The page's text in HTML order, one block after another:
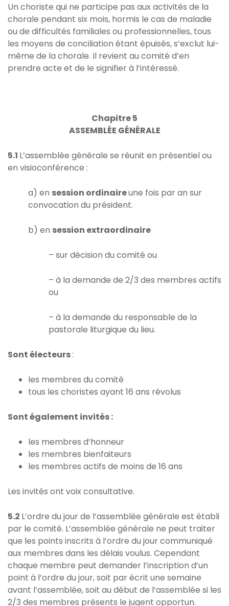
Un choriste qui ne participe pas aux activités de la
chorale pendant six mois, hormis le cas de maladie
ou de difficultés familiales ou professionnelles, tous
les moyens de conciliation étant épuisés, s’exclut lui-
même de la chorale. Il revient au comité d’en
prendre acte et de le signifier à l’intéressé.
Chapitre 5
ASSEMBLÉE GÉNÉRALE
5.1 L’assemblée générale se réunit en présentiel ou
en visioconférence :
a) en session ordinaireune fois par an sur
convocation du président.
b) en session extraordinaire
– sur décision du comité ou
– à la demande de 2/3 des membres actifs
ou
– à la demande du responsable de la
pastorale liturgique du lieu.
Sont électeurs:
les membres du comité
tous les choristes ayant 16 ans révolus
Sont également invités :
les membres d’honneur
les membres bienfaiteurs
les membres actifs de moins de 16 ans
Les invités ont voix consultative.
5.2 L’ordre du jour de l’assemblée générale est établi
par le comité. L’assemblée générale ne peut traiter
que les points inscrits à l’ordre du jour communiqué
aux membres dans les délais voulus. Cependant
chaque membre peut demander l’inscription d’un
point à l’ordre du jour, soit par écrit une semaine
avant l’assemblée, soit au début de l’assemblée si les
2/3 des membres présents le jugent opportun.